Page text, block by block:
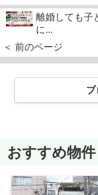
離婚しても子
に...
＜ 前のページ
ブ
おすすめ物件